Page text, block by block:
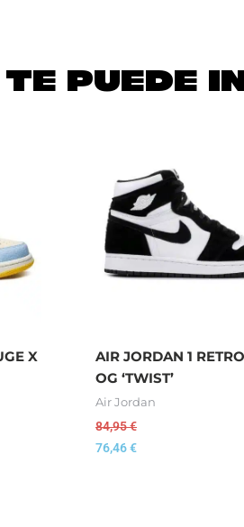
PUEDE
X
AIR JORDAN 1
OG ‘TWIST’
Air Jordan
84,95€
76,46€